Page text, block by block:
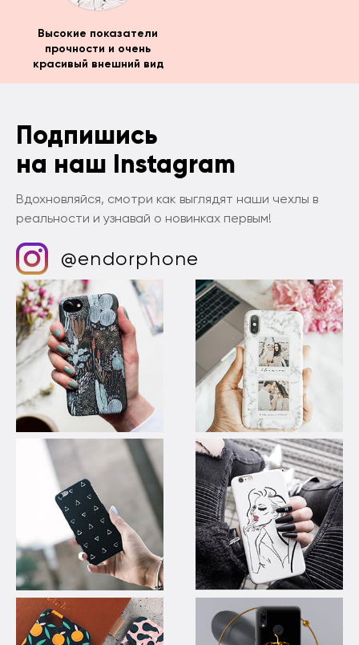
Высокие показатели
прочности и очень
красивый внешний вид
Подпишись
на наш Instagram
Вдохновляйся, смотри как выглядят наши чехлы в
реальности и узнавай о новинках первым!
@endorphone